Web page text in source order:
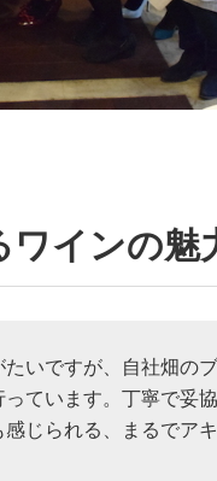
ワインの魅
いですが、自社畑の
ています。丁寧で妥
じられる、まるでア